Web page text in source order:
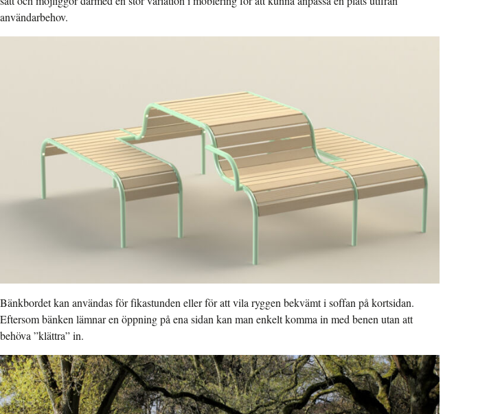
användarbehov.
Bänkbordet kan användas för fikastunden eller för att vila ryggen bekvämt i soffan på kortsidan.
Eftersom bänken lämnar en öppning på ena sidan kan man enkelt komma in med benen utan att
behöva ”klättra” in.